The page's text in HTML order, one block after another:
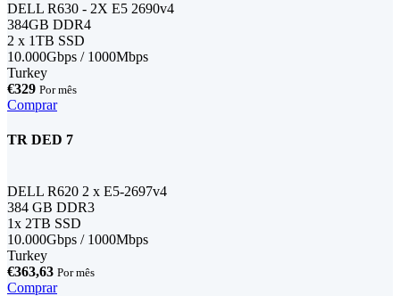
DELL R630 - 2X E5 2690v4
384GB DDR4
2 x 1TB SSD
10.000Gbps / 1000Mbps
Turkey
€329 Por mês
Comprar
TR DED 7
DELL R620 2 x E5-2697v4
384 GB DDR3
1x 2TB SSD
10.000Gbps / 1000Mbps
Turkey
€363,63 Por mês
Comprar